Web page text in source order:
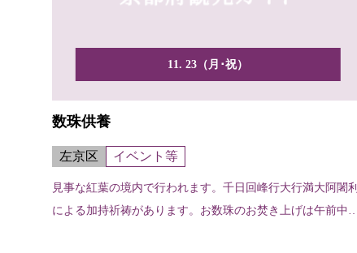
11. 23（月･祝）
数珠供養
左京区 イベント等
見事な紅葉の境内で行われます。千日回峰行大行満大阿闍利
による加持祈祷があります。お数珠のお焚き上げは午前中に